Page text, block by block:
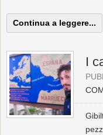
Continua a leggere...
I